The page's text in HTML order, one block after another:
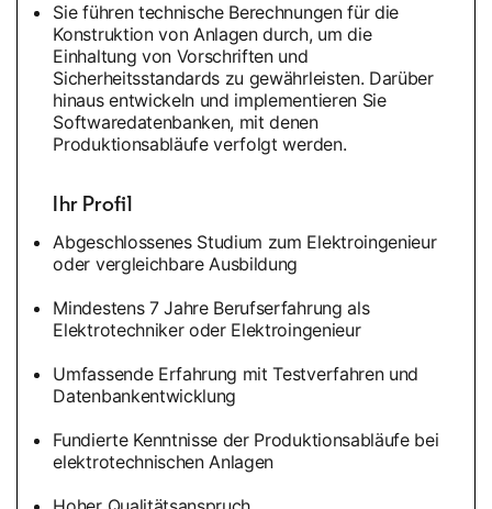
Sie führen technische Berechnungen für die
Konstruktion von Anlagen durch, um die
Einhaltung von Vorschriften und
Sicherheitsstandards zu gewährleisten. Darüber
hinaus entwickeln und implementieren Sie
Softwaredatenbanken, mit denen
Produktionsabläufe verfolgt werden.
Ihr Profil
Abgeschlossenes Studium zum Elektroingenieur
oder vergleichbare Ausbildung
Mindestens 7 Jahre Berufserfahrung als
Elektrotechniker oder Elektroingenieur
Umfassende Erfahrung mit Testverfahren und
Datenbankentwicklung
Fundierte Kenntnisse der Produktionsabläufe bei
elektrotechnischen Anlagen